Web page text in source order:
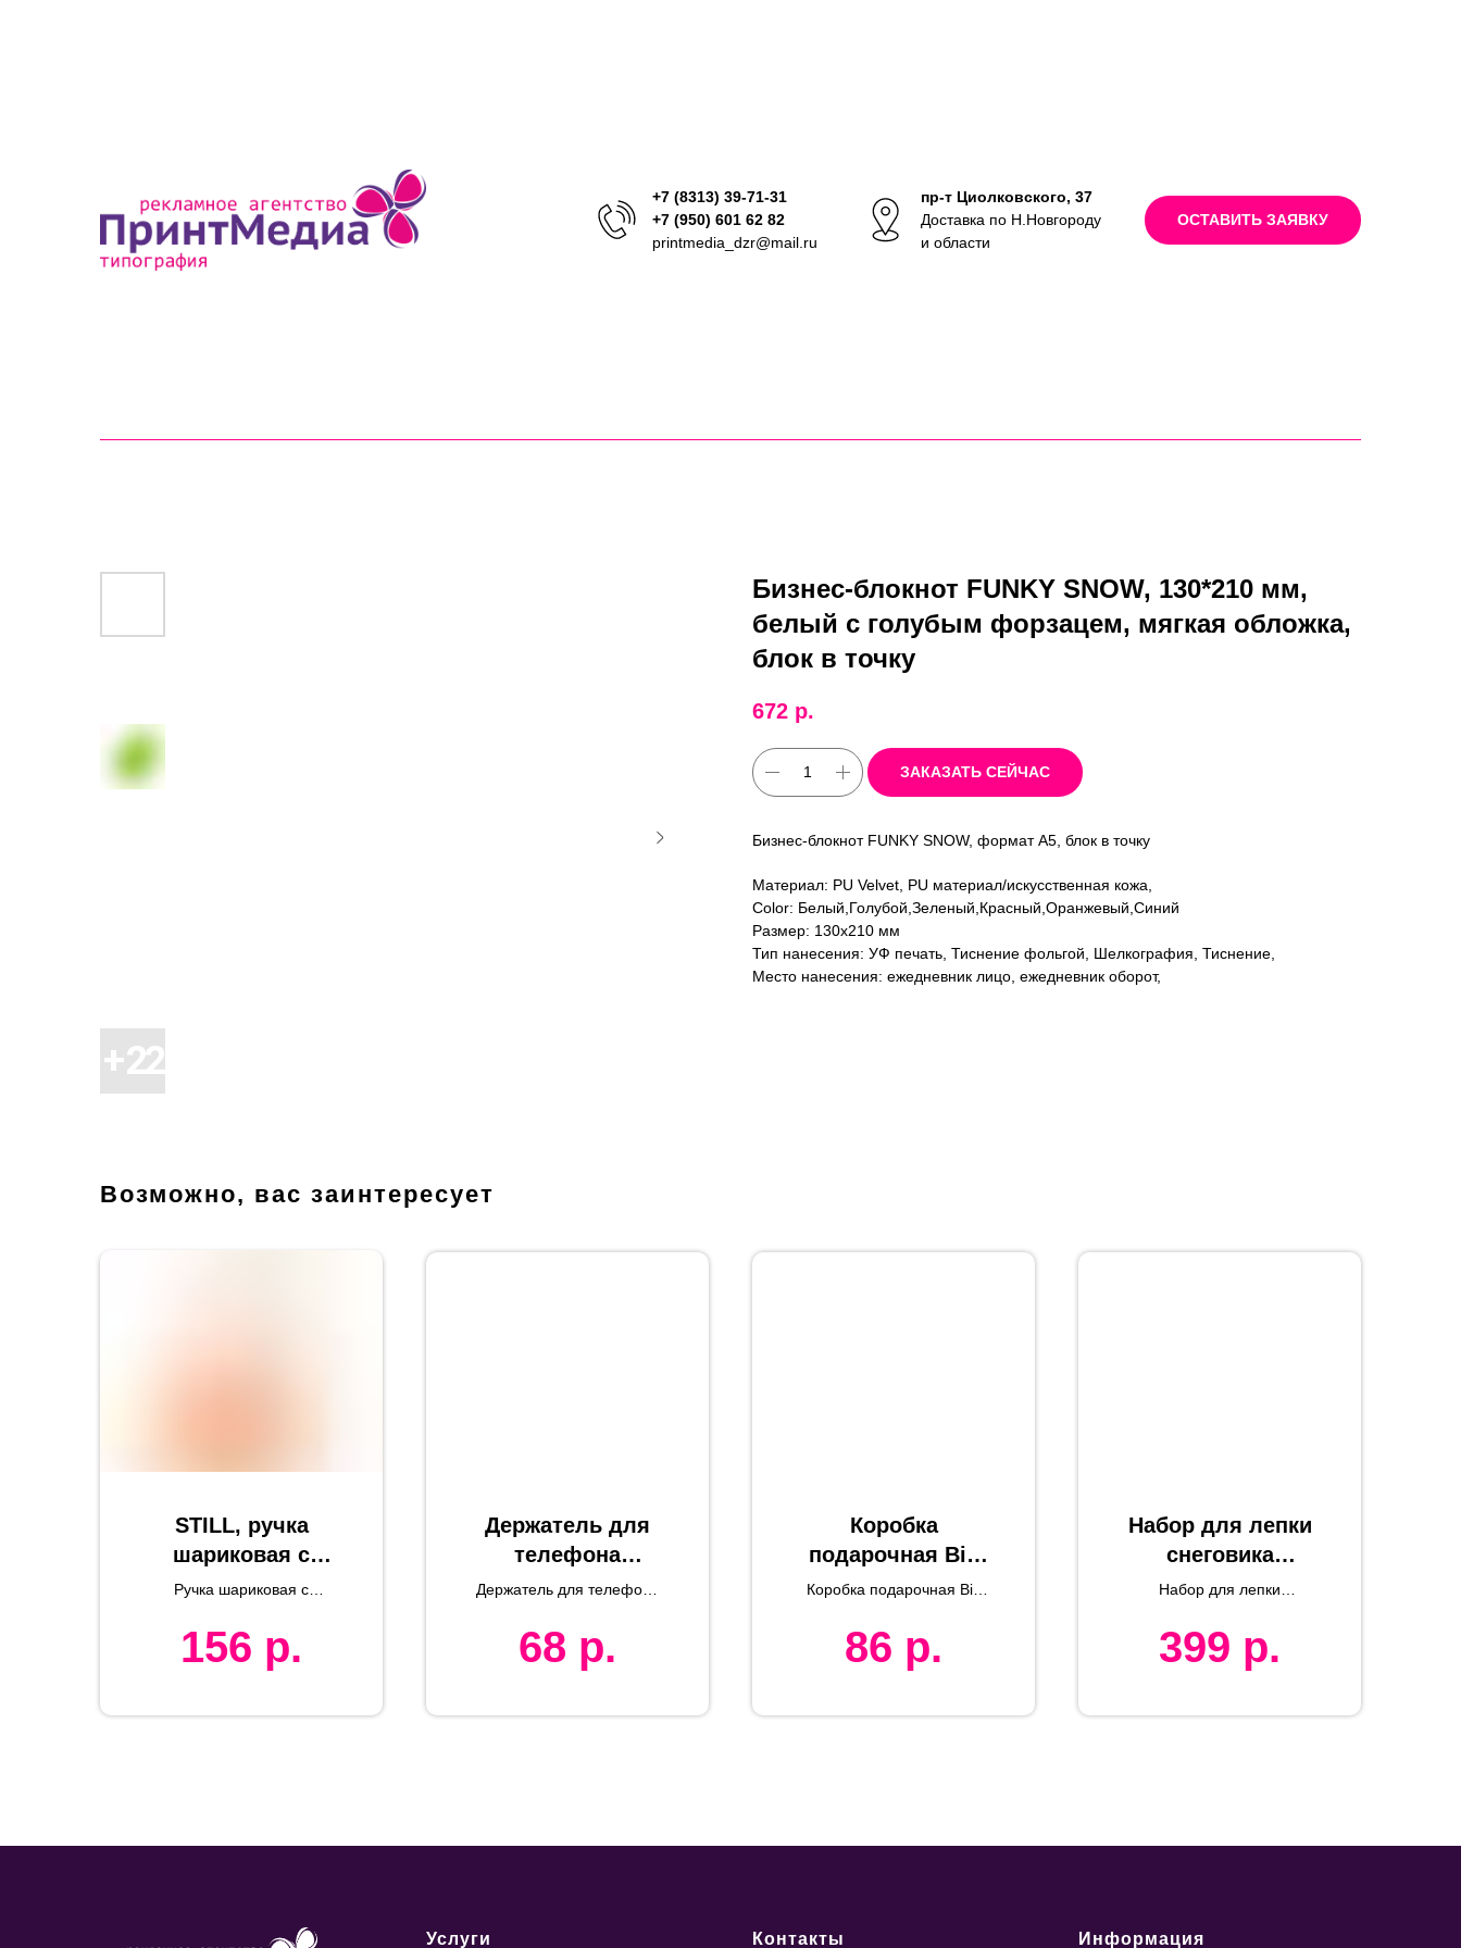
+7 (8313) 39-71-31
+7 (950) 601 62 82
printmedia_dzr@mail.ru
пр-т Циолковского, 37
Доставка по Н.Новгороду
и области
ОСТАВИТЬ ЗАЯВКУ
Бизнес-блокнот FUNKY SNOW, 130*210 мм,
белый с голубым форзацем, мягкая обложка,
блок в точку
672 р.
ЗАКАЗАТЬ СЕЙЧАС
Бизнес-блокнот FUNKY SNOW, формат А5, блок в точку
Материал: PU Velvet, PU материал/искусственная кожа,
Color: Белый,Голубой,Зеленый,Красный,Оранжевый,Синий
Размер: 130х210 мм
Тип нанесения: УФ печать, Тиснение фольгой, Шелкография, Тиснение,
Место нанесения: ежедневник лицо, ежедневник оборот,
Возможно, вас заинтересует
STILL, ручка
шариковая с
держателем,
Ручка шариковая с
156 р.
Держатель для
телефона
SUNNER, белый,
пластик
Держатель для телефона
68 р.
Коробка
подарочная Big
BOX, картон МГК
самосборная
Коробка подарочная Big
самосборная
86 р.
Набор для лепки
снеговика
"Улыбка",
флис/пластик
Набор для лепки
399 р.
Услуги Контакты Информация